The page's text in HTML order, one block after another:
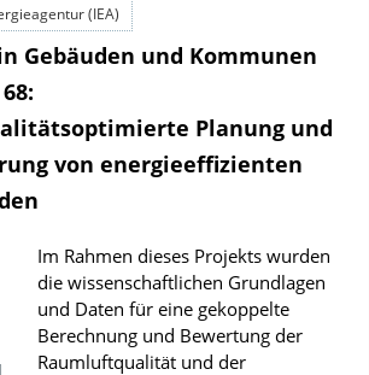
w
n
o
a
z
u
r
P
(IEA)
Gebäuden und Kommunen
Planung und
von energieeffizienten
Im Rahmen dieses Projekts wurden
die wissenschaftlichen Grundlagen
und Daten für eine gekoppelte
Berechnung und Bewertung der
Raumluftqualität und der